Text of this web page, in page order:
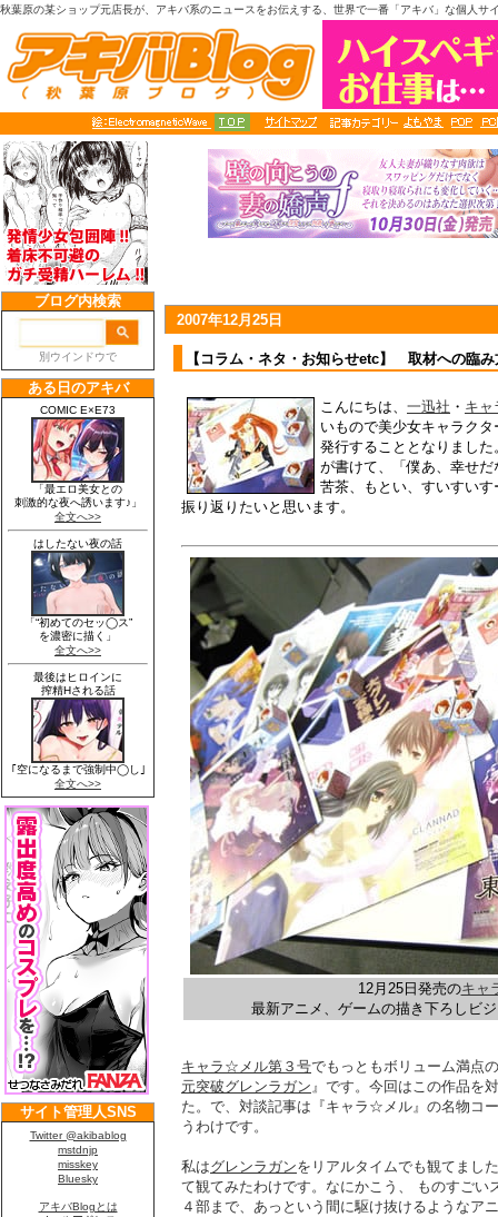
秋葉原の某ショップ元店長が、アキバ系のニュースをお伝えする、世界で一番「アキバ」な個人サ
2007年12月25日
【コラム・ネタ・お知らせetc】 取材への臨
こんにちは、 一迅社 ・ キ
いもので美少女キャラクタ
発行することとなりまし
が書けて、「僕あ、幸せ
苦茶、もとい、すいすい
振り返りたいと思います。
12月25日発売のキャ
最新アニメ、ゲームの描き下ろしビ
キャラ☆メル第３号でもっともボリューム満点
元突破グレンラガン』です。今回はこの作品を
た。で、対談記事は『キャラ☆メル』の名物コ
うわけです。
私はグレンラガンをリアルタイムでも観てまし
て観てみたわけです。なにかこう、 ものすごい
４部まで、あっという間に駆け抜けるようなア